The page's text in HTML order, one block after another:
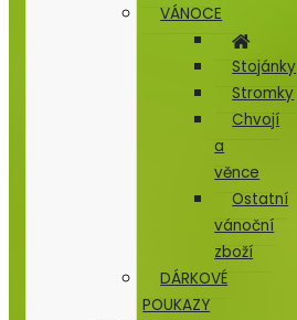
VÁNOCE
Stojánky
Stromky
Chvojí
a
věnce
Ostatní
vánoční
zboží
DÁRKOVÉ
POUKAZY